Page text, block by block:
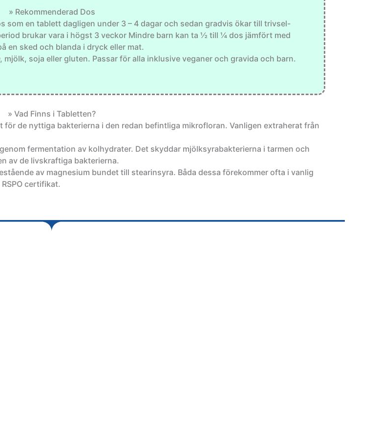
» Rekommenderad Dos
som en tablett dagligen under 3 – 4 dagar och sedan gradvis ökar till trivsel-
brukar vara i högst 3 veckor Mindre barn kan ta ½ till ¼ dos jämfört med
en sked och blanda i dryck eller mat.
soja eller gluten. Passar för alla inklusive veganer och gravida och barn.
» Vad Finns i Tabletten?
de nyttiga bakterierna i den redan befintliga mikrofloran. Vanligen extraherat från
fermentation av kolhydrater. Det skyddar mjölksyrabakterierna i tarmen och
av de livskraftiga bakterierna.
av magnesium bundet till stearinsyra. Båda dessa förekommer ofta i vanlig
certifikat.